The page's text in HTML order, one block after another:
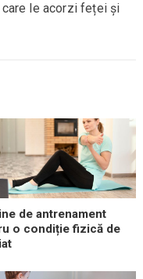
le acorzi feței și
de antrenament
o condiție fizică de